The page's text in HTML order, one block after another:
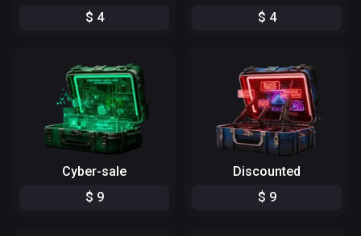
$ 4
$ 4
Cyber-sale
$ 9
Discounted
$ 9